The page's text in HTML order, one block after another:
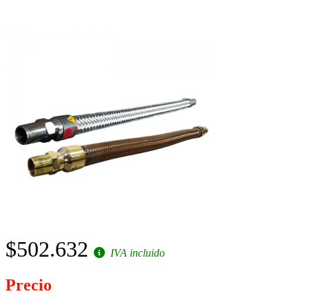
$502.632 IVA incluido
Precio